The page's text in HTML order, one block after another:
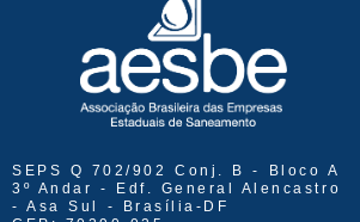
SEPS Q 702/902 Conj. B - Bloco A
3º Andar - Edf. General Alencastro
- Asa Sul - Brasília-DF